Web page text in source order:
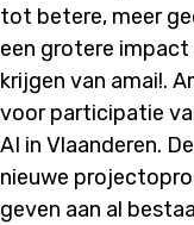
tot betere, meer
een grotere impact
krijgen van amai!.
voor participatie
AI in Vlaanderen. De
nieuwe
geven aan al